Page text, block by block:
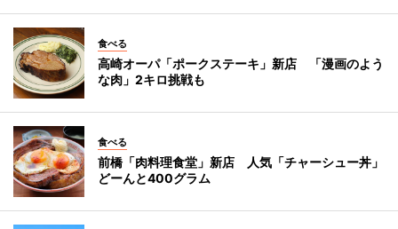
食べる
高崎オーパ「ポークステーキ」新店 「漫画のよう
な肉」2キロ挑戦も
食べる
前橋「肉料理食堂」新店 人気「チャーシュー丼」
どーんと400グラム